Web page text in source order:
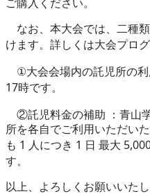
ご購入ください。
なお、本大会では、二種
けます。詳しくは大会プロ
①大会会場内の託児所の
17時です。
②託児料金の補助
：青山
所を各自でご利用いただい
も 1 人につき 1 日 最大
す。
以上、よろしくお願いいたし